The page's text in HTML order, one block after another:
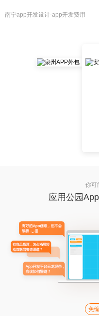
南宁app开发设计-app开发费用
你可
应用公园
免